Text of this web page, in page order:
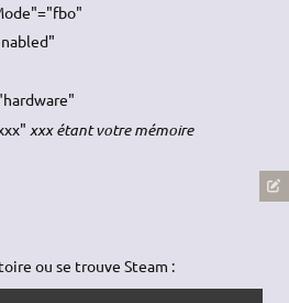
xxx étant votre mémoire
ou se trouve Steam :